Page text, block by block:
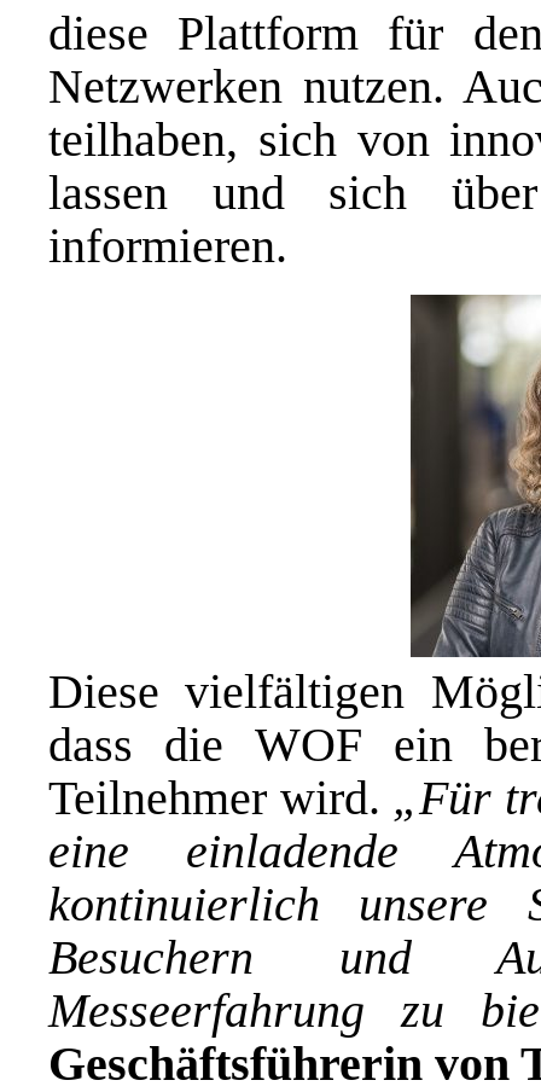
diese Plattform für
Netzwerken nutzen.
teilhaben, sich von
lassen und sich
informieren.
Diese vielfältigen
dass die WOF ein
Teilnehmer wird. „Für
eine einladende
kontinuierlich unsere
Besuchern und
Messeerfahrung zu
Geschäftsführerin von